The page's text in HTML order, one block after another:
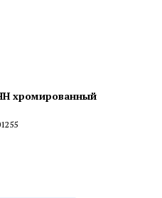
хромированный